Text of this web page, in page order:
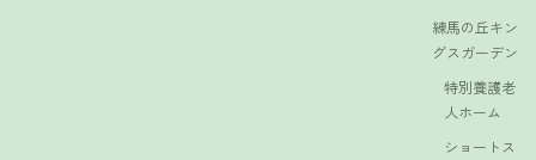
練馬の丘キン
グスガーデン
特別養護老
人ホーム
ショートス